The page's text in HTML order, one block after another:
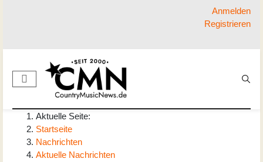
Anmelden
Registrieren
Aktuelle Seite:
Startseite
Nachrichten
Aktuelle Nachrichten